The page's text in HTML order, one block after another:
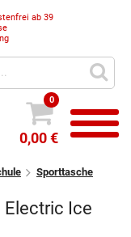
ab 39
0
0,00 €
Sporttasche
Electric Ice